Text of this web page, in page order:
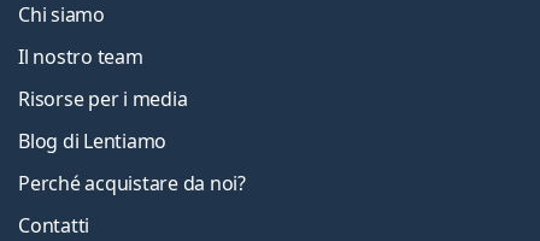
Chi siamo
Il nostro team
Risorse per i media
Blog di Lentiamo
Perché acquistare da noi?
Contatti